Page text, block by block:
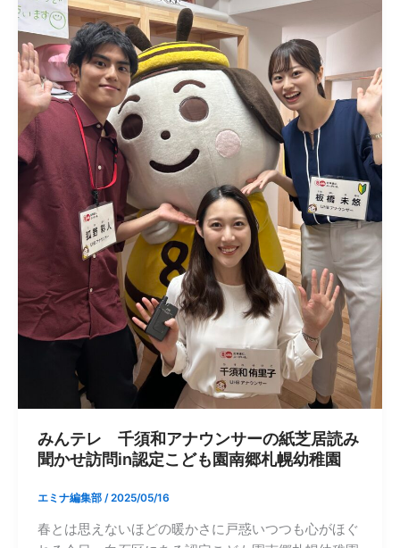
みんテレ 千須和アナウンサーの紙芝居読み
聞かせ訪問in認定こども園南郷札幌幼稚園
エミナ編集部 /2025/05/16
春とは思えないほどの暖かさに戸惑いつつも心がほぐ